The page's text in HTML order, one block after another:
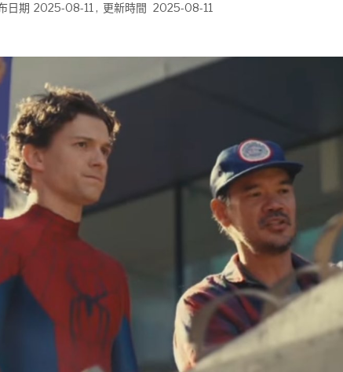
日期 2025-08-11 , 更新時間 2025-08-11